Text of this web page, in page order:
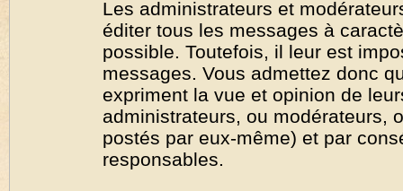
Les administrateurs et
éditer tous les messages à
possible. Toutefois, il leur est
messages. Vous admettez donc
expriment la vue et opinion de
administrateurs, ou modérateurs,
postés par eux-même) et par
responsables.